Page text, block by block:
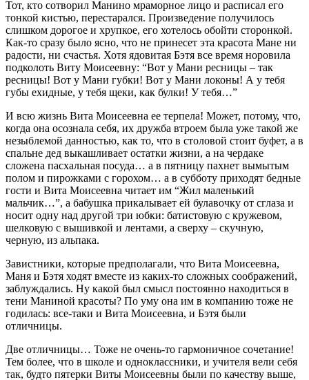
Тот, кто сотворил Манино мраморное лицо и расписал его
тонкой кистью, перестарался. Произведение получилось
слишком дорогое и хрупкое, его хотелось обойти сторонкой.
Как-то сразу было ясно, что не принесет эта красота Мане ни
радости, ни счастья. Хотя ядовитая Бэтя все время норовила
подколоть Виту Моисеевну: “Вот у Мани ресницы – так
ресницы! Вот у Мани губки! Вот у Мани локоны! А у тебя
губы ехидные, у тебя щеки, как булки! У тебя…”
И всю жизнь Вита Моисеевна ее терпела! Может, потому, что,
когда она осознала себя, их дружба втроем была уже такой же
незыблемой данностью, как то, что в столовой стоит буфет, а в
спальне дед выкашливает остатки жизни, а на чердаке
сложена пасхальная посуда… а в пятницу пахнет вымытым
полом и пирожками с горохом… а в субботу приходят бедные
гости и Вита Моисеевна читает им “Жил маленький
мальчик…”, а бабушка прикалывает ей булавочку от сглаза и
носит одну над другой три юбки: батистовую с кружевом,
шелковую с вышивкой и лентами, а сверху – скучную,
черную, из альпака.
Завистники, которые предполагали, что Вита Моисеевна,
Маня и Бэтя ходят вместе из каких-то сложных соображений,
заблуждались. Ну какой был смысл постоянно находиться в
тени Маниной красоты? По уму она им в компанию тоже не
годилась: все-таки и Вита Моисеевна, и Бэтя были
отличницы.
Две отличницы… Тоже не очень-то гармоничное сочетание!
Тем более, что в школе и одноклассники, и учителя вели себя
так, будто пятерки Виты Моисеевны были по качеству выше,